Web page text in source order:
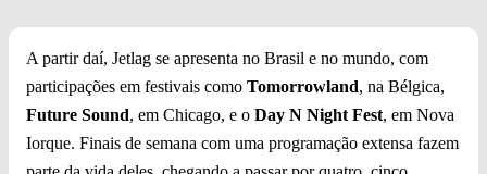
A partir daí, Jetlag se apresenta no Brasil e no mundo, com
participações em festivais como Tomorrowland, na Bélgica,
Future Sound, em Chicago, e o Day N Night Fest, em Nova
Iorque. Finais de semana com uma programação extensa fazem